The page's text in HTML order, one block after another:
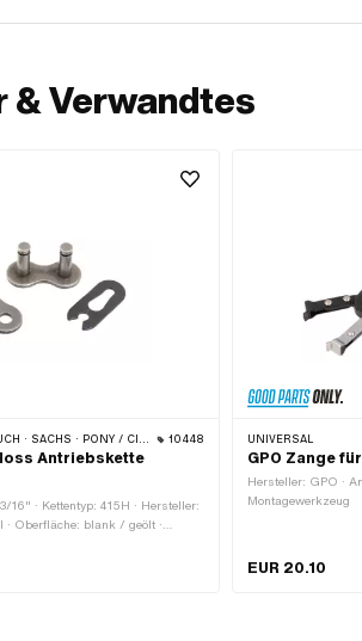
& Verwandtes
(BETA 521 & 512) · ZÜNDAPP BELMONDO · TOMOS · BYE BIKE 10448
Antriebskette
16" · Kettentyp: 415H · Hersteller:
· Oberfläche: blank / geölt ·
grau · Ø Bohrung: 4.08 mm · Ø
UNIVERSAL
GPO Zange
Hersteller: GPO ·
Montagewerkzeug
EUR 20.10